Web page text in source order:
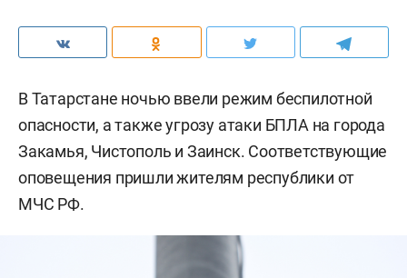
В Татарстане ночью ввели режим беспилотной
опасности, а также угрозу атаки БПЛА на города
Закамья, Чистополь и Заинск. Соответствующие
оповещения пришли жителям республики от
МЧС РФ.